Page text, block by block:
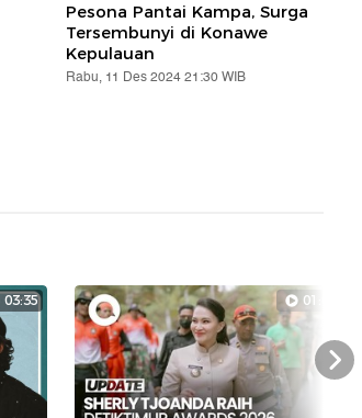
Pesona Pantai Kampa, Surga
Tersembunyi di Konawe
Kepulauan
Rabu, 11 Des 2024 21:30 WIB
03:35 01:07
Next